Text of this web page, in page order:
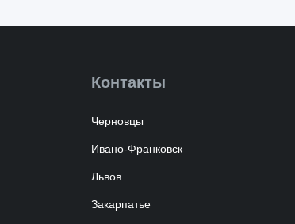
Контакты
Черновцы
Ивано-Франковск
Львов
Закарпатье